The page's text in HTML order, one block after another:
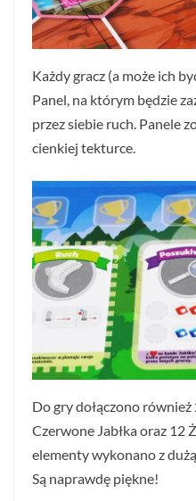
Każdy gracz (a może ich
Panel, na którym będzie
przez siebie ruch. Panele
cienkiej tekturce.
Do gry dołączono
Czerwone Jabłka oraz 12
elementy wykonano z
Są naprawdę piękne!